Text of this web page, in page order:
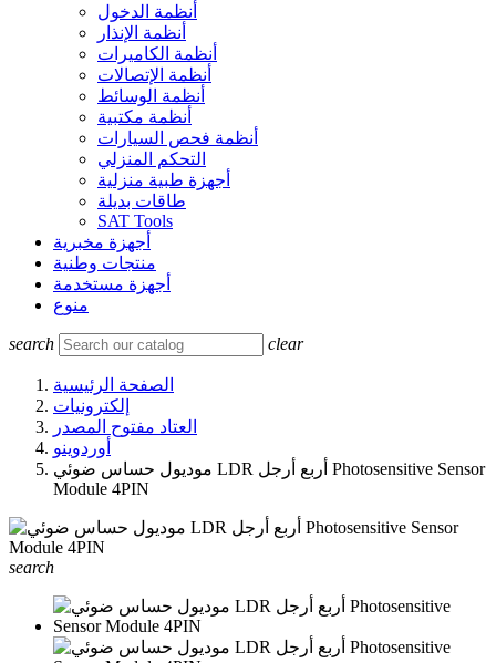
أنظمة الدخول
أنظمة الإنذار
أنظمة الكاميرات
أنظمة الإتصالات
أنظمة الوسائط
أنظمة مكتبية
أنظمة فحص السيارات
التحكم المنزلي
أجهزة طبية منزلية
طاقات بديلة
SAT Tools
أجهزة مخبرية
منتجات وطنية
أجهزة مستخدمة
منوع
search clear
الصفحة الرئيسية
إلكترونيات
العتاد مفتوح المصدر
أوردوينو
موديول حساس ضوئي LDR أربع أرجل Photosensitive Sensor
Module 4PIN
search